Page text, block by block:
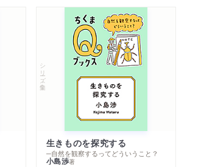
シリーズ・全集
生きものを探究する
─自然を観察するってどういうこと？
小島渉著